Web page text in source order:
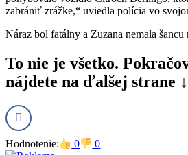
zabrániť zrážke,“ uviedla polícia vo
Náraz bol fatálny a Zuzana nemala šancu
To nie je všetko.
nájdete na ďalšej strane ↓
Hodnotenie: 0 0